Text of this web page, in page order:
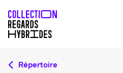
Répertoire